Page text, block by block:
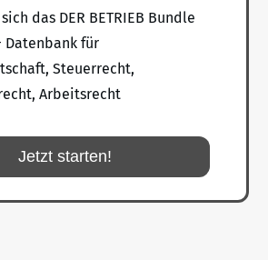
das DER BETRIEB Bundle
Datenbank für
Steuerrecht,
Arbeitsrecht
Jetzt starten!